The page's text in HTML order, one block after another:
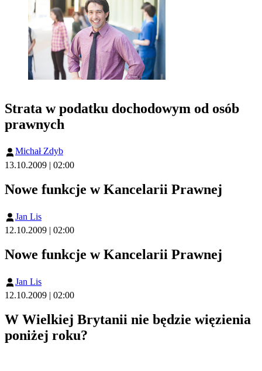
Strata w podatku dochodowym od osób
prawnych
Michał Zdyb
13.10.2009 | 02:00
Nowe funkcje w Kancelarii Prawnej
Jan Lis
12.10.2009 | 02:00
Nowe funkcje w Kancelarii Prawnej
Jan Lis
12.10.2009 | 02:00
W Wielkiej Brytanii nie będzie więzienia
poniżej roku?